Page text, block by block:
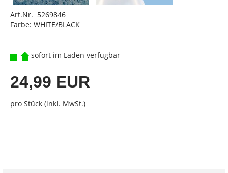
Art.Nr. 5269846
Farbe: WHITE/BLACK
sofort im Laden verfügbar
24,99 EUR
pro Stück (inkl. MwSt.)